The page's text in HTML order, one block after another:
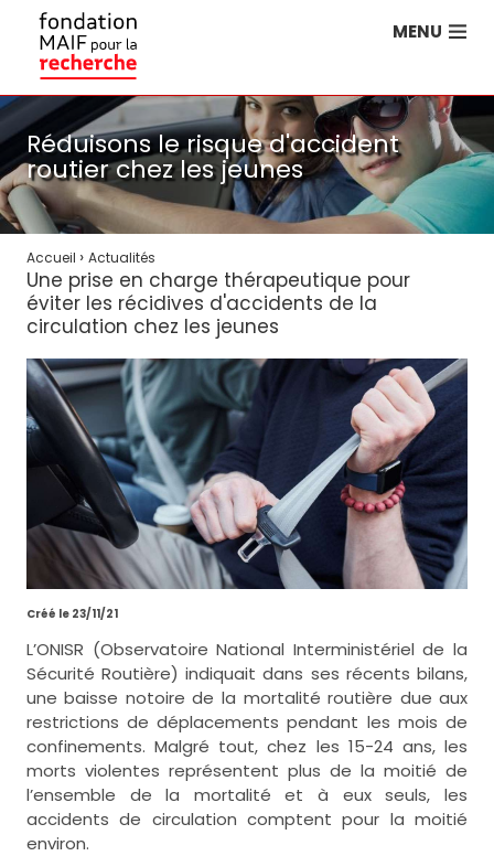
MENU
Réduisons le risque d'accident
routier chez les jeunes
Accueil › Actualités
Une prise en charge thérapeutique pour
éviter les récidives d'accidents de la
circulation chez les jeunes
Créé le 23/11/21
L’ONISR (Observatoire National Interministériel de la
Sécurité Routière) indiquait dans ses récents bilans,
une baisse notoire de la mortalité routière due aux
restrictions de déplacements pendant les mois de
confinements. Malgré tout, chez les 15-24 ans, les
morts violentes représentent plus de la moitié de
l’ensemble de la mortalité et à eux seuls, les
accidents de circulation comptent pour la moitié
environ.